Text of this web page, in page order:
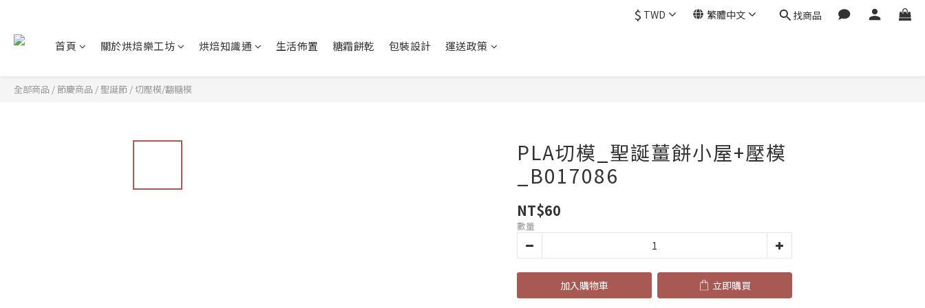
$ TWD 繁體中文 找商品
首頁 關於烘焙樂工坊 烘焙知識通 生活佈置 糖霜餅乾 包裝設計 運送政策
全部商品 / 節慶商品 /聖誕節 /切壓模/翻糖模
PLA切模_聖誕薑餅小屋+壓模
_B017086
NT$60
數量
加入購物車 立即購買